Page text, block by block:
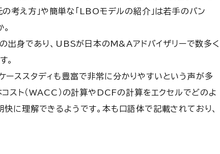
考え方」や簡単な「LBOモデルの紹介」は若手のバン
出身であり、UBSが日本のM&Aアドバイザリーで数多く
。
ススタディも豊富で非常に分かりやすいという声が多
スト（WACC）の計算やDCFの計算をエクセルでどのよ
に理解できるようです。本も口語体で記載されており、